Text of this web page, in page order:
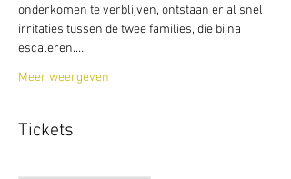
onderkomen te verblijven, ontstaan er al snel
irritaties tussen de twee families, die bijna
escaleren.…
Meer weergeven
Tickets